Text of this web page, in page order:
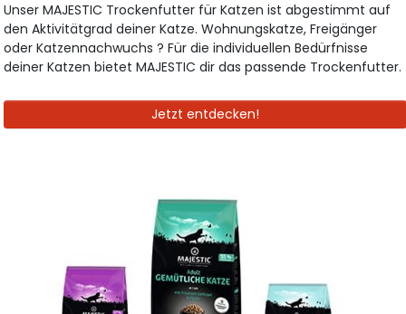
Unser MAJESTIC Trockenfutter für Katzen ist abgestimmt auf
den Aktivitätgrad deiner Katze. Wohnungskatze, Freigänger
oder Katzennachwuchs ? Für die individuellen Bedürfnisse
deiner Katzen bietet MAJESTIC dir das passende Trockenfutter.
Jetzt entdecken!